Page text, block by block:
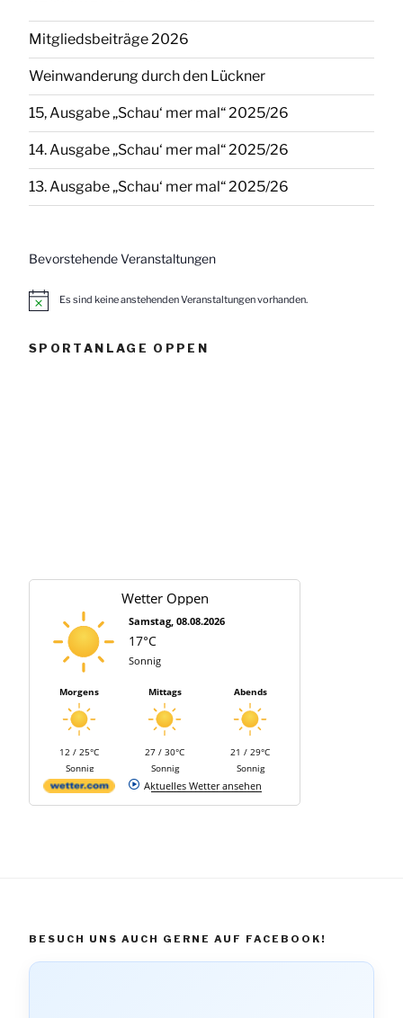
Mitgliedsbeiträge 2026
Weinwanderung durch den Lückner
15, Ausgabe „Schau‘ mer mal“ 2025/26
14. Ausgabe „Schau‘ mer mal“ 2025/26
13. Ausgabe „Schau‘ mer mal“ 2025/26
Bevorstehende Veranstaltungen
w
Es sind keine anstehenden Veranstaltungen vorhanden.
SPORTANLAGE OPPEN
Wetter Oppen
Samstag, 08.08.2026
17°C
Sonnig
Morgens
12 / 25°C
Sonnig
Mittags
27 / 30°C
Sonnig
Abends
21 / 29°C
Sonnig
Aktuelles Wetter ansehen
BESUCH UNS AUCH GERNE AUF FACEBOOK!